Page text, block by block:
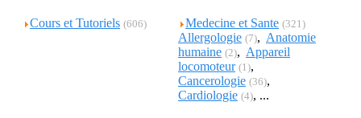
Cours et Tutoriels (606) Medecine et Sante (321)
Allergologie (7), Anatomie
humaine (2), Appareil
locomoteur (1),
Cancerologie (36),
Cardiologie (4), ...